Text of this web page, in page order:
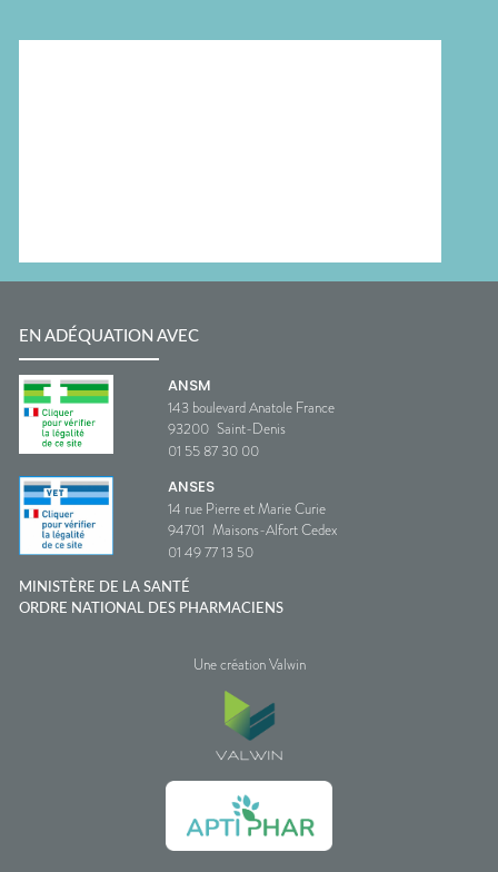
EN ADÉQUATION AVEC
ANSM
143 boulevard Anatole France
93200 Saint-Denis
01 55 87 30 00
ANSES
14 rue Pierre et Marie Curie
94701 Maisons-Alfort Cedex
01 49 77 13 50
MINISTÈRE DE LA SANTÉ
ORDRE NATIONAL DES PHARMACIENS
Une création Valwin